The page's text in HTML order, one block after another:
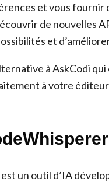
et vous fournir
de nouvelles
et
à AskCodi
à votre
un outil d’IA